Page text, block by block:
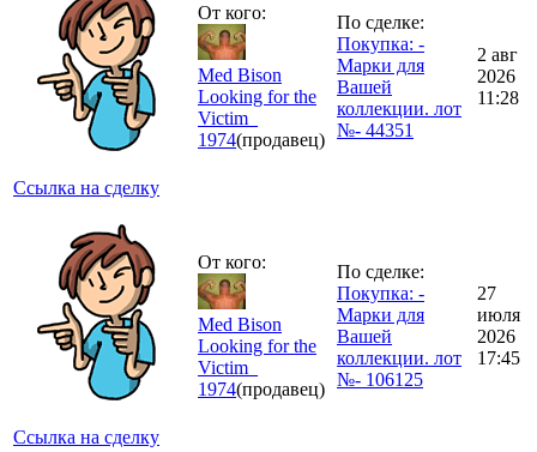
Ссылка на сделку
От кого:
Med Bison
Looking for the
Victim_
1974(продавец)
По сделке:
Покупка: -
Марки для
Вашей
коллекции. лот
№- 44351
2 авг
2026
11:28
Ссылка на сделку
От кого:
Med Bison
Looking for the
Victim_
1974(продавец)
По сделке:
Покупка: -
Марки для
Вашей
коллекции. лот
№- 106125
27
июля
2026
17:45